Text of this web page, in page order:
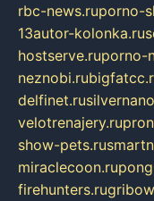
rbc-news.ruporno-
13autor-kolonka.ru
hostserve.ruporno-
neznobi.ru
delfinet.ru
velotrenajery.ru
show-pets.ru
miraclecoon.ru
firehunters.ru